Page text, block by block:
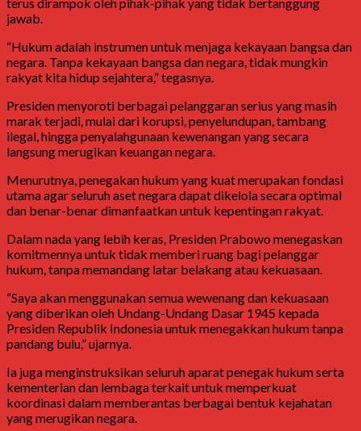
jawab.
“Hukum adalah instrumen untuk menjaga kekayaan bangsa dan
negara. Tanpa kekayaan bangsa dan negara, tidak mungkin
rakyat kita hidup sejahtera,” tegasnya.
Presiden menyoroti berbagai pelanggaran serius yang masih
marak terjadi, mulai dari korupsi, penyelundupan, tambang
ilegal, hingga penyalahgunaan kewenangan yang secara
langsung merugikan keuangan negara.
Menurutnya, penegakan hukum yang kuat merupakan fondasi
utama agar seluruh aset negara dapat dikelola secara optimal
dan benar-benar dimanfaatkan untuk kepentingan rakyat.
Dalam nada yang lebih keras, Presiden Prabowo menegaskan
komitmennya untuk tidak memberi ruang bagi pelanggar
hukum, tanpa memandang latar belakang atau kekuasaan.
“Saya akan menggunakan semua wewenang dan kekuasaan
yang diberikan oleh Undang-Undang Dasar 1945 kepada
Presiden Republik Indonesia untuk menegakkan hukum tanpa
pandang bulu,” ujarnya.
Ia juga menginstruksikan seluruh aparat penegak hukum serta
kementerian dan lembaga terkait untuk memperkuat
koordinasi dalam memberantas berbagai bentuk kejahatan
yang merugikan negara.